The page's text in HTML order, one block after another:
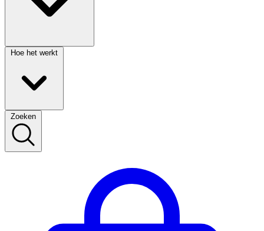
Hoe het werkt
Zoeken